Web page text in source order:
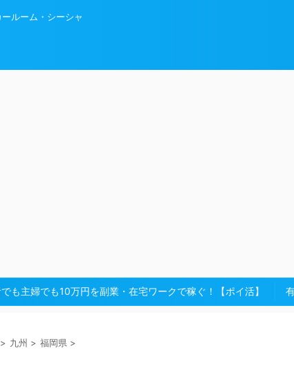
ルーム・シーシャ
も主婦でも10万円を副業・在宅ワークで稼ぐ！【ポイ活】
> 九州 > 福岡県 >